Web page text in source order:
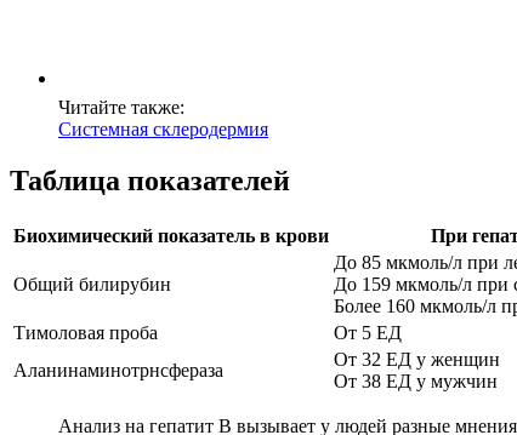
Читайте также:
Системная склеродермия
Таблица показателей
Биохимический показатель в крови При
Общий билирубин
До 85 мкмоль/л при
До 159 мкмоль/л при
Более 160 мкмоль/л
Тимоловая проба От 5 ЕД
Аланинаминотрнсфераза
От 32 ЕД у женщин
От 38 ЕД у мужчин
Анализ на гепатит В вызывает у людей разные